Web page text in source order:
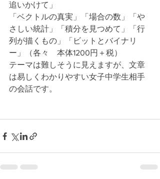
追いかけて」
「ベクトルの真実」「場合の数」「や
さしい統計」「積分を見つめて」「行
列が描くもの」「ビットとバイナリ
ー」（各々　本体1200円＋税）
テーマは難しそうに見えますが、文章
は易しくわかりやすい女子中学生相手
の会話です。